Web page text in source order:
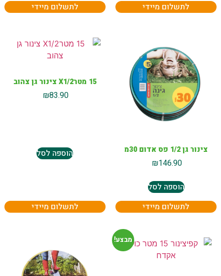
לתשלום מיידי
לתשלום מיידי
צינור גן 1/2 פס אדום 30מ
₪146.90
הוספה לסל
לתשלום מיידי
15 מטרX1/2 צינור גן צהוב
₪83.90
הוספה לסל
לתשלום מיידי
מבצע!